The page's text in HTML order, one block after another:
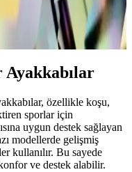
ve şıklığı bir arada sunar.
ve estetik, çeşitli
günlük stilinizi tamamlar.
Ayakkabılar
özellikle koşu,
sporlar için
uygun destek sağlayan
modellerde gelişmiş
kullanılır. Bu sayede
ve destek alabilir.